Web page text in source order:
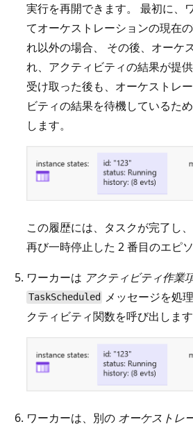
実行を再開できます。 最初に、
てオーケストレーションの現在
れ以外の場合、 その後、オーケ
れ、アクティビティの結果が提
受け取った後も、オーケストレ
ビティの結果を待機しているた
します。
この履歴には、タスクが完了し
再び一時停止した 2 番目のエピ
ワーカーは アクティビティ作業
TaskScheduled
メッセージを処
クティビティ関数を呼び出します
ワーカーは、別の オーケストレ